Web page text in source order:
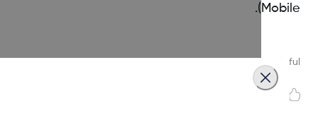
Was this article